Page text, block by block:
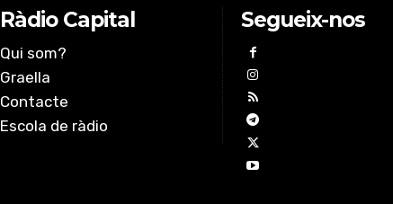
Ràdio Capital
Qui som?
Graella
Contacte
Escola de ràdio
Segueix-nos